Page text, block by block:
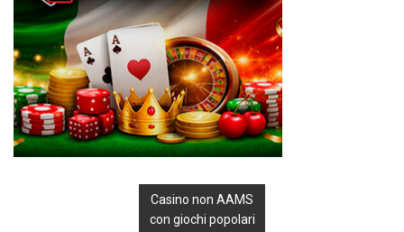
Casino non AAMS
con giochi popolari